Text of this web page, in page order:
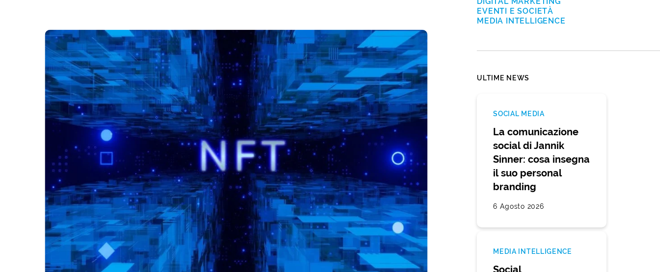
EVENTI E SOCIETÀ
MEDIA INTELLIGENCE
ULTIME NEWS
SOCIAL MEDIA
La comunicazione
social di Jannik
Sinner: cosa insegna
il suo personal
branding
6 Agosto 2026
MEDIA INTELLIGENCE